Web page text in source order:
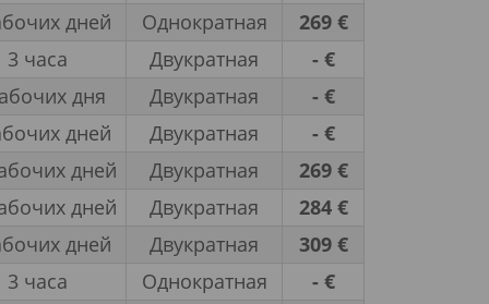
дней Однократная
269 €
3 часа
Двукратная
- €
дня
Двукратная
- €
дней
Двукратная
- €
дней
Двукратная
269 €
дней
Двукратная
284 €
дней
Двукратная
309 €
3 часа
Однократная
- €